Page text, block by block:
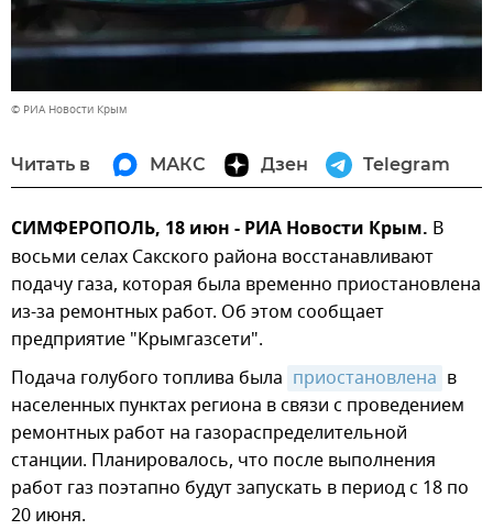
© РИА Новости Крым
Читать в МАКС Дзен Telegram
СИМФЕРОПОЛЬ, 18 июн - РИА Новости Крым. В
восьми селах Сакского района восстанавливают
подачу газа, которая была временно приостановлена
из-за ремонтных работ. Об этом сообщает
предприятие "Крымгазсети".
Подача голубого топлива была приостановлена в
населенных пунктах региона в связи с проведением
ремонтных работ на газораспределительной
станции. Планировалось, что после выполнения
работ газ поэтапно будут запускать в период с 18 по
20 июня.